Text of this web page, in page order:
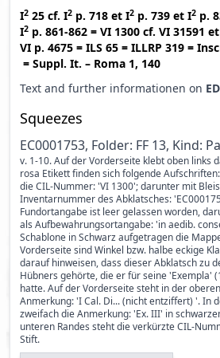
I2 25 cf. I2 p. 718 et I2 p. 739 et I2 p.
I2 p. 861-862 = VI 1300 cf. VI 31591 et
VI p. 4675 = ILS 65 = ILLRP 319 =
= Suppl. It. – Roma 1, 140
Text and further informationen on
Squeezes
EC0001753, Folder: FF 13, Kind:
v. 1-10. Auf der Vorderseite klebt oben links
rosa Etikett finden sich folgende
die CIL-Nummer: 'VI 1300'; darunter mit
Inventarnummer des Abklatsches:
Fundortangabe ist leer gelassen worden,
als Aufbewahrungsortangabe: 'in aedib.
Schablone in Schwarz aufgetragen die
Vorderseite sind Winkel bzw. halbe eckige
darauf hinweisen, dass dieser Abklatsch zu
Hübners gehörte, die er für seine 'Exempla'
hatte. Auf der Vorderseite steht in der
Anmerkung: 'I Cal. Di... (nicht entziffert) '. In
zweifach die Anmerkung: 'Ex. III' in
unteren Randes steht die verkürzte CIL-
Stift.